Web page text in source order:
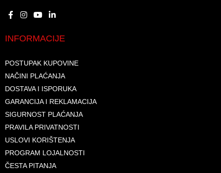
INFORMACIJE
POSTUPAK KUPOVINE
NAČINI PLAĆANJA
DOSTAVA I ISPORUKA
GARANCIJA I REKLAMACIJA
SIGURNOST PLAĆANJA
PRAVILA PRIVATNOSTI
USLOVI KORIŠTENJA
PROGRAM LOJALNOSTI
ČESTA PITANJA